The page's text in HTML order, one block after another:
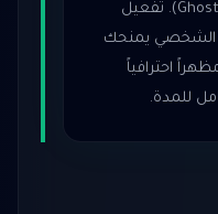
وتتبع مسارات أصدقائك (Ghost Trails). تفعيل
حسابك الشخصي يمنحك
احترافياً
للمدة.